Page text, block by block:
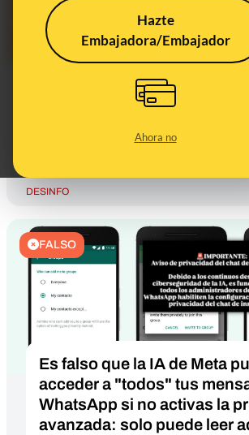
Hazte
Embajadora/Embajador
Ahora no
Este vídeo de Emiliano, un
piernas ni brazos que pide
llegar a 5 millones de
y conseguir sus prótesis, no
tiene indicios de haber sido
DESINFO
FALSO
Es falso que la IA de Meta
acceder a "todos" tus
WhatsApp si no activas la
avanzada: solo puede leer